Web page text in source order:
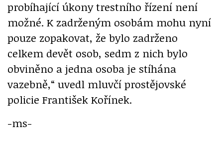
probíhající úkony trestního řízení není
možné. K zadrženým osobám mohu nyní
pouze zopakovat, že bylo zadrženo
celkem devět osob, sedm z nich bylo
obviněno a jedna osoba je stíhána
vazebně,“ uvedl mluvčí prostějovské
policie František Kořínek.
-ms-